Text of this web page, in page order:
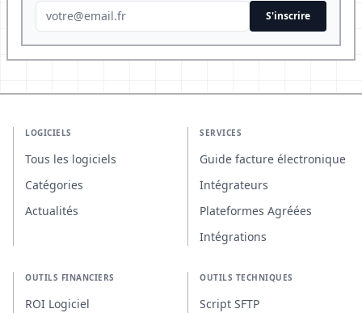
S'inscrire
LOGICIELS
Tous les logiciels
Catégories
Actualités
SERVICES
Guide facture électronique
Intégrateurs
Plateformes Agréées
Intégrations
OUTILS FINANCIERS
ROI Logiciel
OUTILS TECHNIQUES
Script SFTP